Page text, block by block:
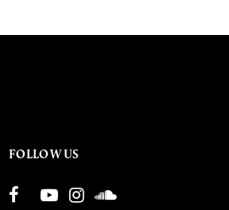
FOLLOW US